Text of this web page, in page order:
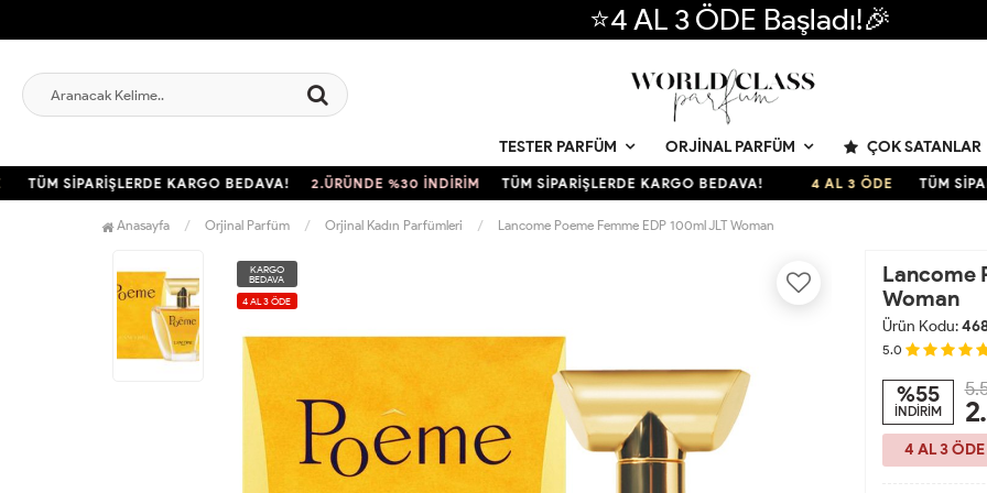
⭐4 AL 3 ÖDE Başladı!🎉
TESTER PARFÜM ORJINAL PARFÜM ÇOK SATANLAR
SİPARİŞLERDE KARGO BEDAVA! 2.ÜRÜNDE %30 İNDİRİM TÜM SİPARİŞLERDE KARGO BEDAVA! 4 AL 3 ÖDE TÜM
Anasayfa Orjinal Parfüm Orjinal Kadın Parfümleri Lancome Poeme Femme EDP 100ml JLT Woman
KARGO
BEDAVA
4 AL 3 ÖDE
Lancome
Woman
Ürün Kodu:
5.0
%55
İNDİRİM
4 AL 3 ÖDE